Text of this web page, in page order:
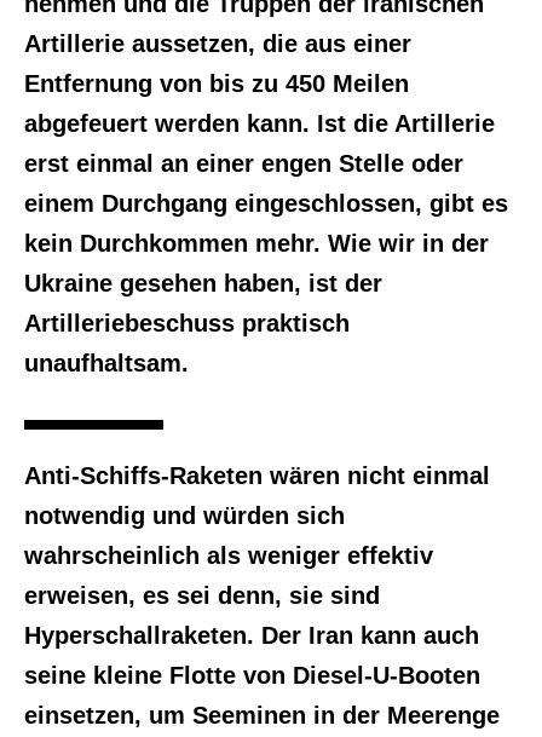
Artillerie aussetzen, die aus einer
Entfernung von bis zu 450 Meilen
abgefeuert werden kann. Ist die Artillerie
erst einmal an einer engen Stelle oder
einem Durchgang eingeschlossen, gibt es
kein Durchkommen mehr. Wie wir in der
Ukraine gesehen haben, ist der
Artilleriebeschuss praktisch
unaufhaltsam.
Anti-Schiffs-Raketen wären nicht einmal
notwendig und würden sich
wahrscheinlich als weniger effektiv
erweisen, es sei denn, sie sind
Hyperschallraketen. Der Iran kann auch
seine kleine Flotte von Diesel-U-Booten
einsetzen, um Seeminen in der Meerenge